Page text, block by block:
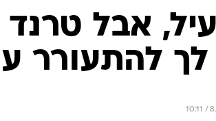
אבל
לך להתעורר